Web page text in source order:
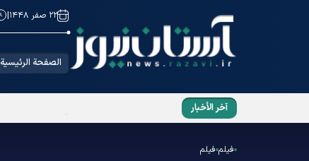
۲۲ صفر ۱۴۴۸ |
الصفحة الرئيسية
آخر الأخبار
فیلم فیلم